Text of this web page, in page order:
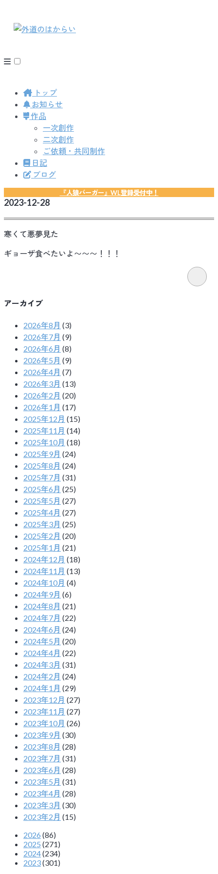
トップ
お知らせ
作品
一次創作
二次創作
ご依頼・共同制作
日記
ブログ
『人狼バーガー』WL登録受付中！
2023-12-28
寒くて悪夢見た
ギョーザ食べたいよ〜〜〜！！！
アーカイブ
2026年8月 (3)
2026年7月 (9)
2026年6月 (8)
2026年5月 (9)
2026年4月 (7)
2026年3月 (13)
2026年2月 (20)
2026年1月 (17)
2025年12月 (15)
2025年11月 (14)
2025年10月 (18)
2025年9月 (24)
2025年8月 (24)
2025年7月 (31)
2025年6月 (25)
2025年5月 (27)
2025年4月 (27)
2025年3月 (25)
2025年2月 (20)
2025年1月 (21)
2024年12月 (18)
2024年11月 (13)
2024年10月 (4)
2024年9月 (6)
2024年8月 (21)
2024年7月 (22)
2024年6月 (24)
2024年5月 (20)
2024年4月 (22)
2024年3月 (31)
2024年2月 (24)
2024年1月 (29)
2023年12月 (27)
2023年11月 (27)
2023年10月 (26)
2023年9月 (30)
2023年8月 (28)
2023年7月 (31)
2023年6月 (28)
2023年5月 (31)
2023年4月 (28)
2023年3月 (30)
2023年2月 (15)
2026 (86)
2025 (271)
2024(234)
2023(301)